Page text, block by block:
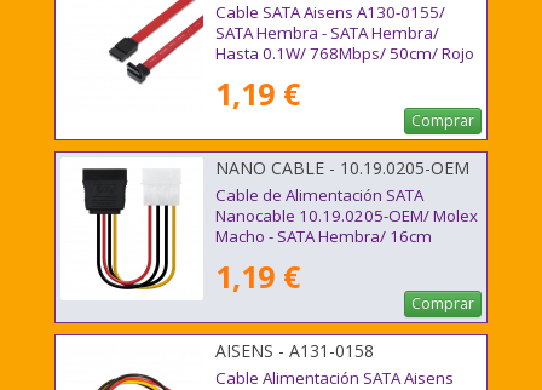
Cable SATA Aisens A130-0155/
SATA Hembra - SATA Hembra/
Hasta 0.1W/ 768Mbps/ 50cm/ Rojo
1,19 €
Comprar
NANO CABLE - 10.19.0205-OEM
Cable de Alimentación SATA
Nanocable 10.19.0205-OEM/ Molex
Macho - SATA Hembra/ 16cm
1,19 €
Comprar
AISENS - A131-0158
Cable Alimentación SATA Aisens